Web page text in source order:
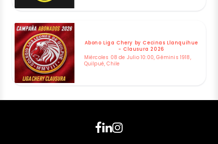
Abono Liga Chery by Cecinas Llanquihue
- Clausura 2026
Miércoles 08 de Julio 10:00, Géminis 1918,
Quilpué, Chile